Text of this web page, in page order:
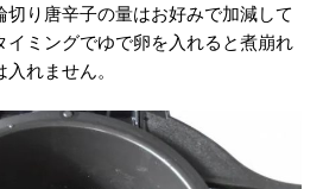
り唐辛子の量はお好みで加減して
イミングでゆで卵を入れると煮崩れ
れません。